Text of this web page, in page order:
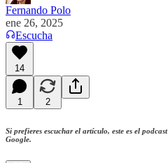
Fernando Polo
ene 26, 2025
Escucha
14
1 2
Si prefieres escuchar el artículo, este es el
Google.